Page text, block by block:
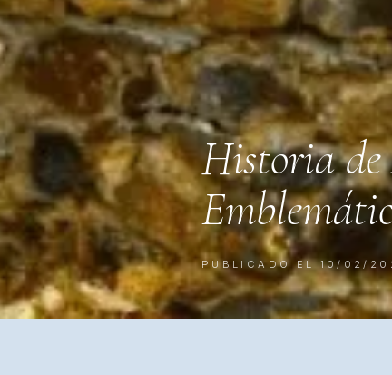
Historia de
PUBLICADO EL 10/02/